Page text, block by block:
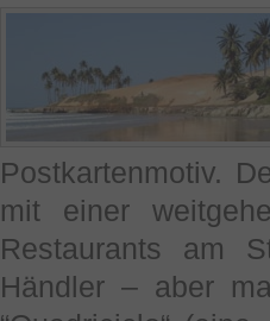
Postkartenmotiv.
mit einer
Restaurants am
Händler – aber